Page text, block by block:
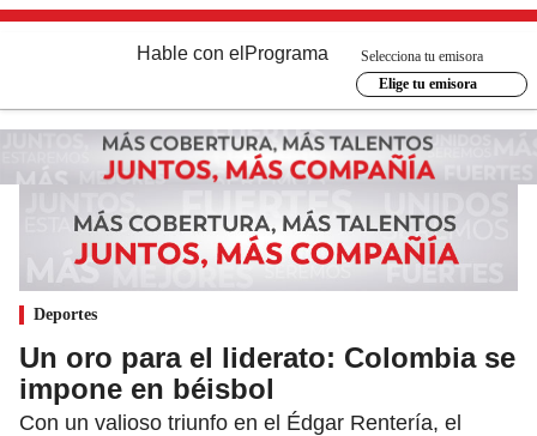
Hable con el Programa
Selecciona tu emisora
Elige tu emisora
Deportes
Un oro para el liderato: Colombia se
impone en béisbol
Con un valioso triunfo en el Édgar Rentería, el